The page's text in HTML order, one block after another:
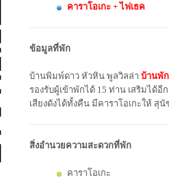
คาราโอเกะ + ไฟเธค
ข้อมูลที่พัก
บ้านพิมพ์ดาว หัวหิน พูลวิลล่า บ้านพัก
รองรับผู้เข้าพักได้ 15 ท่าน เสริมได้อี
เสียงดังได้ทั้งคืน มีคาราโอเกะให้
สิ่งอำนวยความสะดวกที่พัก
คาราโอเกะ